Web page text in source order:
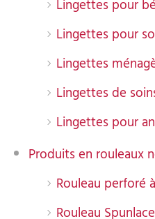
Lingettes pour
Lingettes pour
Lingettes
Lingettes de
Lingettes pour
Produits en rouleaux
Rouleau perforé
Rouleau Spunlace